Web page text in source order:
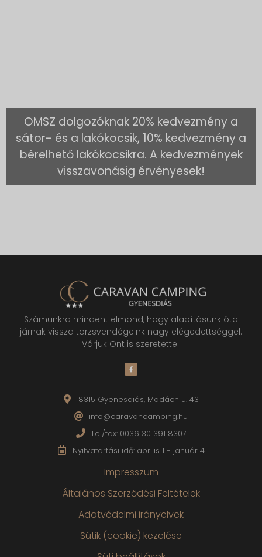
OMSZ dolgozóknak 20% kedvezmény a
sátor- és a lakókocsik, 10% kedvezmény a
bérelhető lakókocsikra. A kedvezmények
visszavonásig érvényesek!
Számunkra mindent elmond, hogy alapításunk óta
járnak vissza törzsvendégeink nagy elégedettséggel.
Várjuk Önt is szeretettel!
8315 Gyenesdiás, Madách u. 43
info@caravancamping.hu
Tel/fax: 0036 30 391 8307
Nyitvatartási idő: április 1 - január 4
Impresszum
Általános Szerződési Feltételek
Adatvédelmi irányelvek
Sütik (cookie) kezelése